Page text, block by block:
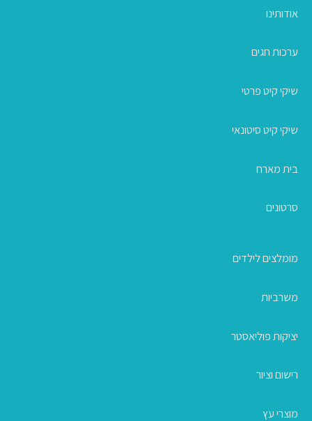
אודותינו
ערכות חגים
שיקי קיט פרטי
שיקי קיט סיטונאי
בית מארח
סרטונים
מומלצים לילדים
משרביות
יציקות פוליאסטר
רישום וציור
מוצרי עץ